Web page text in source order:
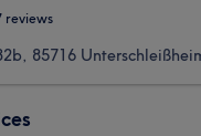
reviews
85716